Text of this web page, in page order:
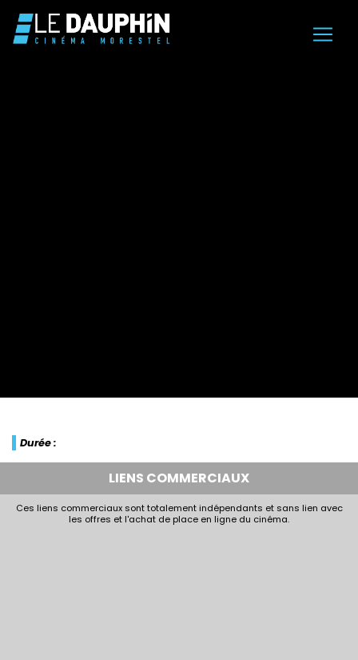
Durée :
LIENS COMMERCIAUX
Ces liens commerciaux sont totalement indépendants et sans lien avec
les offres et l'achat de place en ligne du cinéma.